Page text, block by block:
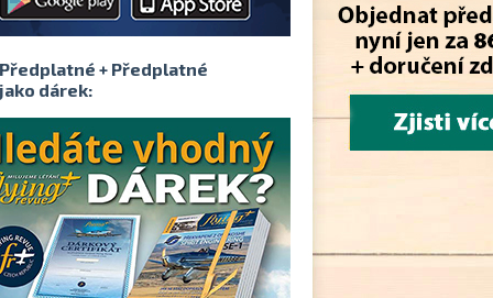
Předplatné + Předplatné
jako dárek: